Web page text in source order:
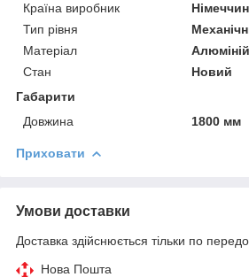
Країна виробник
Тип рівня
Матеріал
Алюміній
Стан
Новий
Габарити
Довжина
1800 мм
Приховати
Умови доставки
Доставка здійснюється тільки по
Нова Пошта